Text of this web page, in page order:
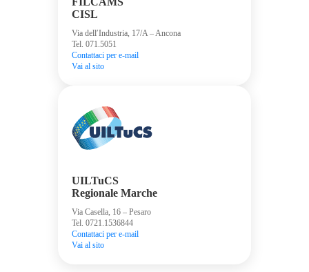
CISL
Via dell′Industria, 17/A – Ancona
Tel. 071.5051
Contattaci per e-mail
Vai al sito
UILTuCS
Regionale Marche
Via Casella, 16 – Pesaro
Tel. 0721.1536844
Contattaci per e-mail
Vai al sito